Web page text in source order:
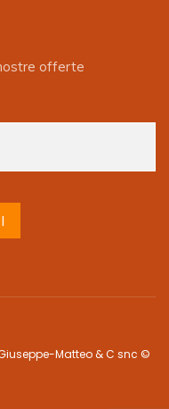
offerte
Matteo & C snc ©